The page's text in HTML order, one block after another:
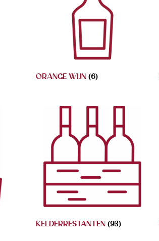
ORANGE WIJN (6)
KELDERRESTANTEN (93)